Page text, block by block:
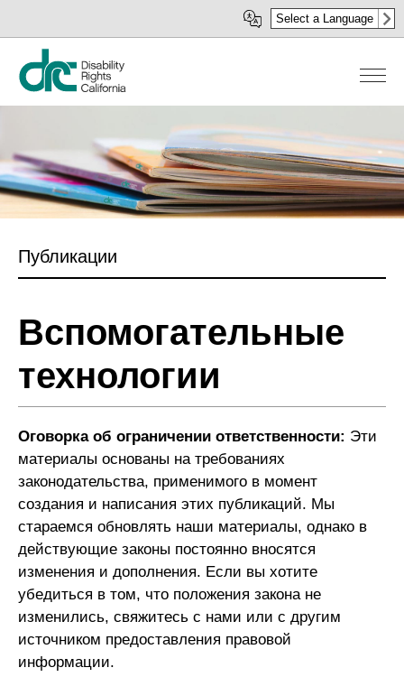
к
основному
содержанию
Select a Language
Публикации
Вспомогательные
технологии
Оговорка об ограничении ответственности: Эти
материалы основаны на требованиях
законодательства, применимого в момент
создания и написания этих публикаций. Мы
стараемся обновлять наши материалы, однако в
действующие законы постоянно вносятся
изменения и дополнения. Если вы хотите
убедиться в том, что положения закона не
изменились, свяжитесь с нами или с другим
источником предоставления правовой
информации.